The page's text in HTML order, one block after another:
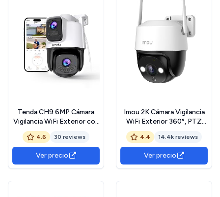
Tenda CH9 6MP Cámara
Vigilancia WiFi Exterior con
Lente Dual 2K+2K, Visión
Nocturna 30M, Camara de
Seguridad, Detección de
Personas y Vehículos,
Alerta y Seguimiento
4.6 30 reviews
Ver precio
Imou 2K Cámara Vigilancia
WiFi Exterior 360°, PTZ
Cámara IP Vigilancia de
Seguridad, AI Detección de
Humana, Seguimiento
Automático, Sirena, Visión
Nocturna Color 30M, Audio
4.4 14.4k reviews
Ver precio